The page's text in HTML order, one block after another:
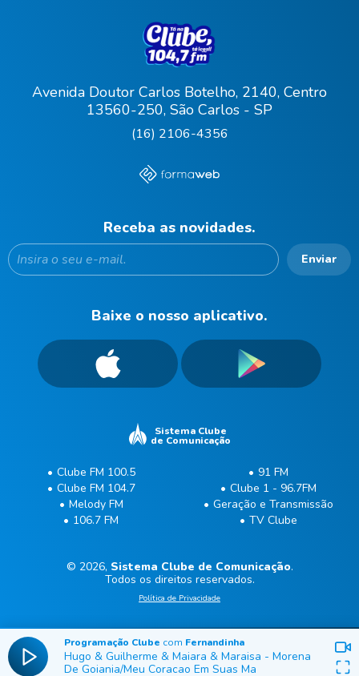
Avenida Doutor Carlos Botelho, 2140, Centro
13560-250, São Carlos - SP
(16) 2106-4356
Receba as novidades.
Enviar
Baixe o nosso aplicativo.
Sistema Clube
de Comunicação
Clube FM 100.5
Clube FM 104.7
Melody FM
106.7 FM
91 FM
Clube 1 - 96.7FM
Geração e Transmissão
TV Clube
© 2026, Sistema Clube de Comunicação.
Todos os direitos reservados.
Política de Privacidade
Programação Clube com Fernandinha
Hugo & Guilherme & Maiara & Maraisa - Morena
De Goiania/Meu Coracao Em Suas Ma